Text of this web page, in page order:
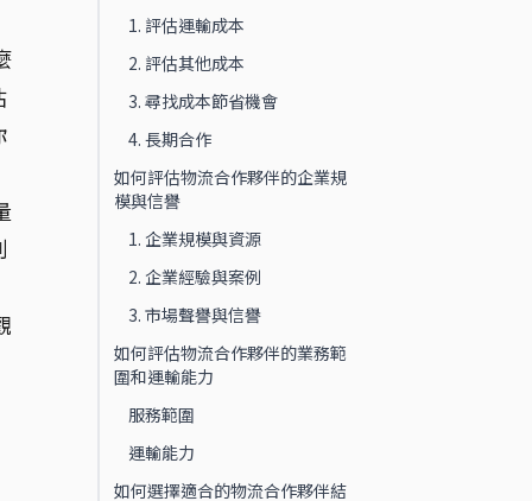
1. 評估運輸成本
2. 評估其他成本
3. 尋找成本節省機會
4. 長期合作
如何評估物流合作夥伴的企業規
模與信譽
1. 企業規模與資源
2. 企業經驗與案例
3. 市場聲譽與信譽
如何評估物流合作夥伴的業務範
圍和運輸能力
服務範圍
運輸能力
如何選擇適合的物流合作夥伴結